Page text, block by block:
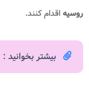
روسیهاقدام کنند.
بیشتر بخوانید :